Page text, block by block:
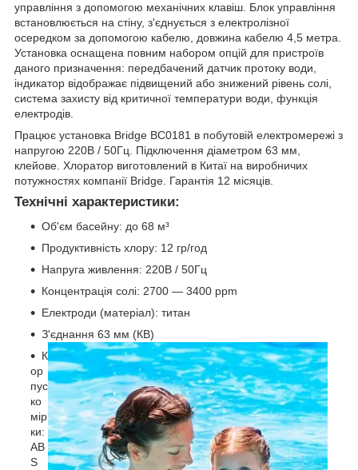
управління з допомогою механічних клавіш. Блок управління
встановлюється на стіну, з'єднується з електролізної
осередком за допомогою кабелю, довжина кабелю 4,5 метра.
Установка оснащена повним набором опцій для пристроїв
даного призначення: передбачений датчик протоку води,
індикатор відображає підвищений або знижений рівень солі,
система захисту від критичної температури води, функція
електродів.
Працює установка Bridge BC0181 в побутовій електромережі з
напругою 220В / 50Гц. Підключення діаметром 63 мм,
клейове. Хлоратор виготовлений в Китаї на виробничих
потужностях компанії Bridge. Гарантія 12 місяців.
Технічні характеристики:
Об'єм басейну: до 68 м³
Продуктивність хлору: 12 гр/год
Напруга живлення: 220В / 50Гц
Концентрація солі: 2700 — 3400 ppm
Електроди (матеріал): титан
З'єднання 63 мм (КВ)
К
ор
пус
ко
мір
ки:
AB
S